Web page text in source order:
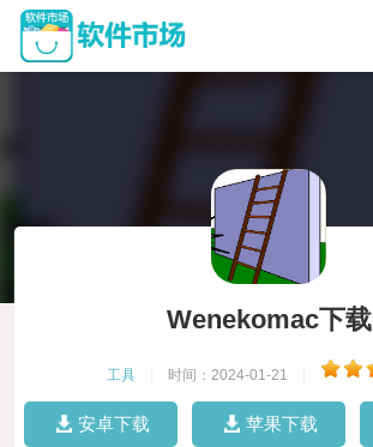
Wenekomac下载
工具 时间：2024-01-21
安卓下载 苹果下载